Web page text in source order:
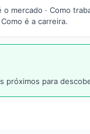
o mercado · Como
é a carreira.
próximos para